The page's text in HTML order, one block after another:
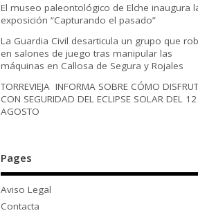
El museo paleontológico de Elche inaugura
exposición “Capturando el pasado”
La Guardia Civil desarticula un grupo que
en salones de juego tras manipular las
máquinas en Callosa de Segura y Rojales
TORREVIEJA INFORMA SOBRE CÓMO
CON SEGURIDAD DEL ECLIPSE SOLAR DEL
AGOSTO
Pages
Aviso Legal
Contacta